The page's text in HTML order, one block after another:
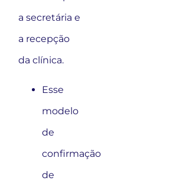
a secretária e
a recepção
da clínica.
Esse
modelo
de
confirmação
de